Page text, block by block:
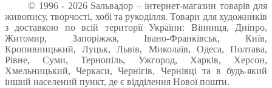
© 1996 - 2026 Sальвадор – інтернет-магазин товарів для
живопису, творчості, хобі та рукоділля. Товари для художників
з доставкою по всій території України: Вінниця, Дніпро,
Житомир, Запоріжжя, Івано-Франківськ, Київ,
Кропивницький, Луцьк, Львів, Миколаїв, Одеса, Полтава,
Рівне, Суми, Тернопіль, Ужгород, Харків, Херсон,
Хмельницький, Черкаси, Чернігів, Чернівці та в будь-який
інший населений пункт, де є відділення Нової пошти.